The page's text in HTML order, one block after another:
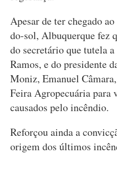
Apesar de ter chegado
do-sol, Albuquerque fez
do secretário que tutela
Ramos, e do presidente
Moniz, Emanuel
Feira Agropecuária para
causados pelo incêndio.
Reforçou ainda a
origem dos últimos